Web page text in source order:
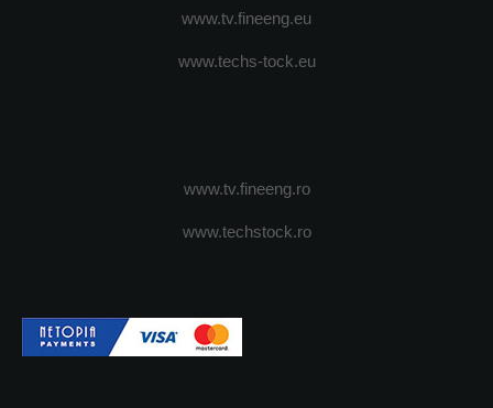
www.tv.fineeng.eu
www.techs-tock.eu
www.tv.fineeng.ro
www.techstock.ro